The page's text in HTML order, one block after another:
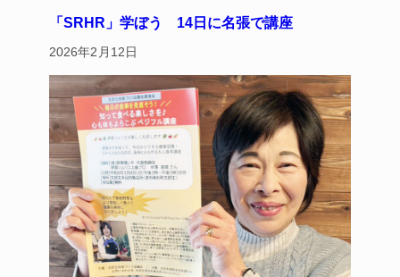
「SRHR」学ぼう 14日に名張で講座
2026年2月12日